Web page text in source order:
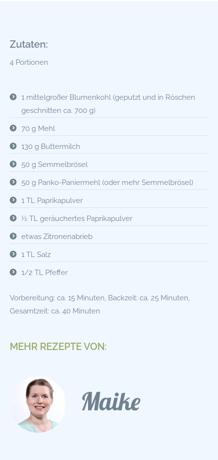
Zutaten:
4 Portionen
1 mittelgroßer Blumenkohl (geputzt und in Röschen
geschnitten ca. 700 g)
70 g Mehl
130 g Buttermilch
50 g Semmelbrösel
50 g Panko-Paniermehl (oder mehr Semmelbrösel)
1 TL Paprikapulver
½ TL geräuchertes Paprikapulver
etwas Zitronenabrieb
1 TL Salz
1/2 TL Pfeffer
Vorbereitung: ca. 15 Minuten, Backzeit: ca. 25 Minuten,
Gesamtzeit: ca. 40 Minuten
MEHR REZEPTE VON:
Maike